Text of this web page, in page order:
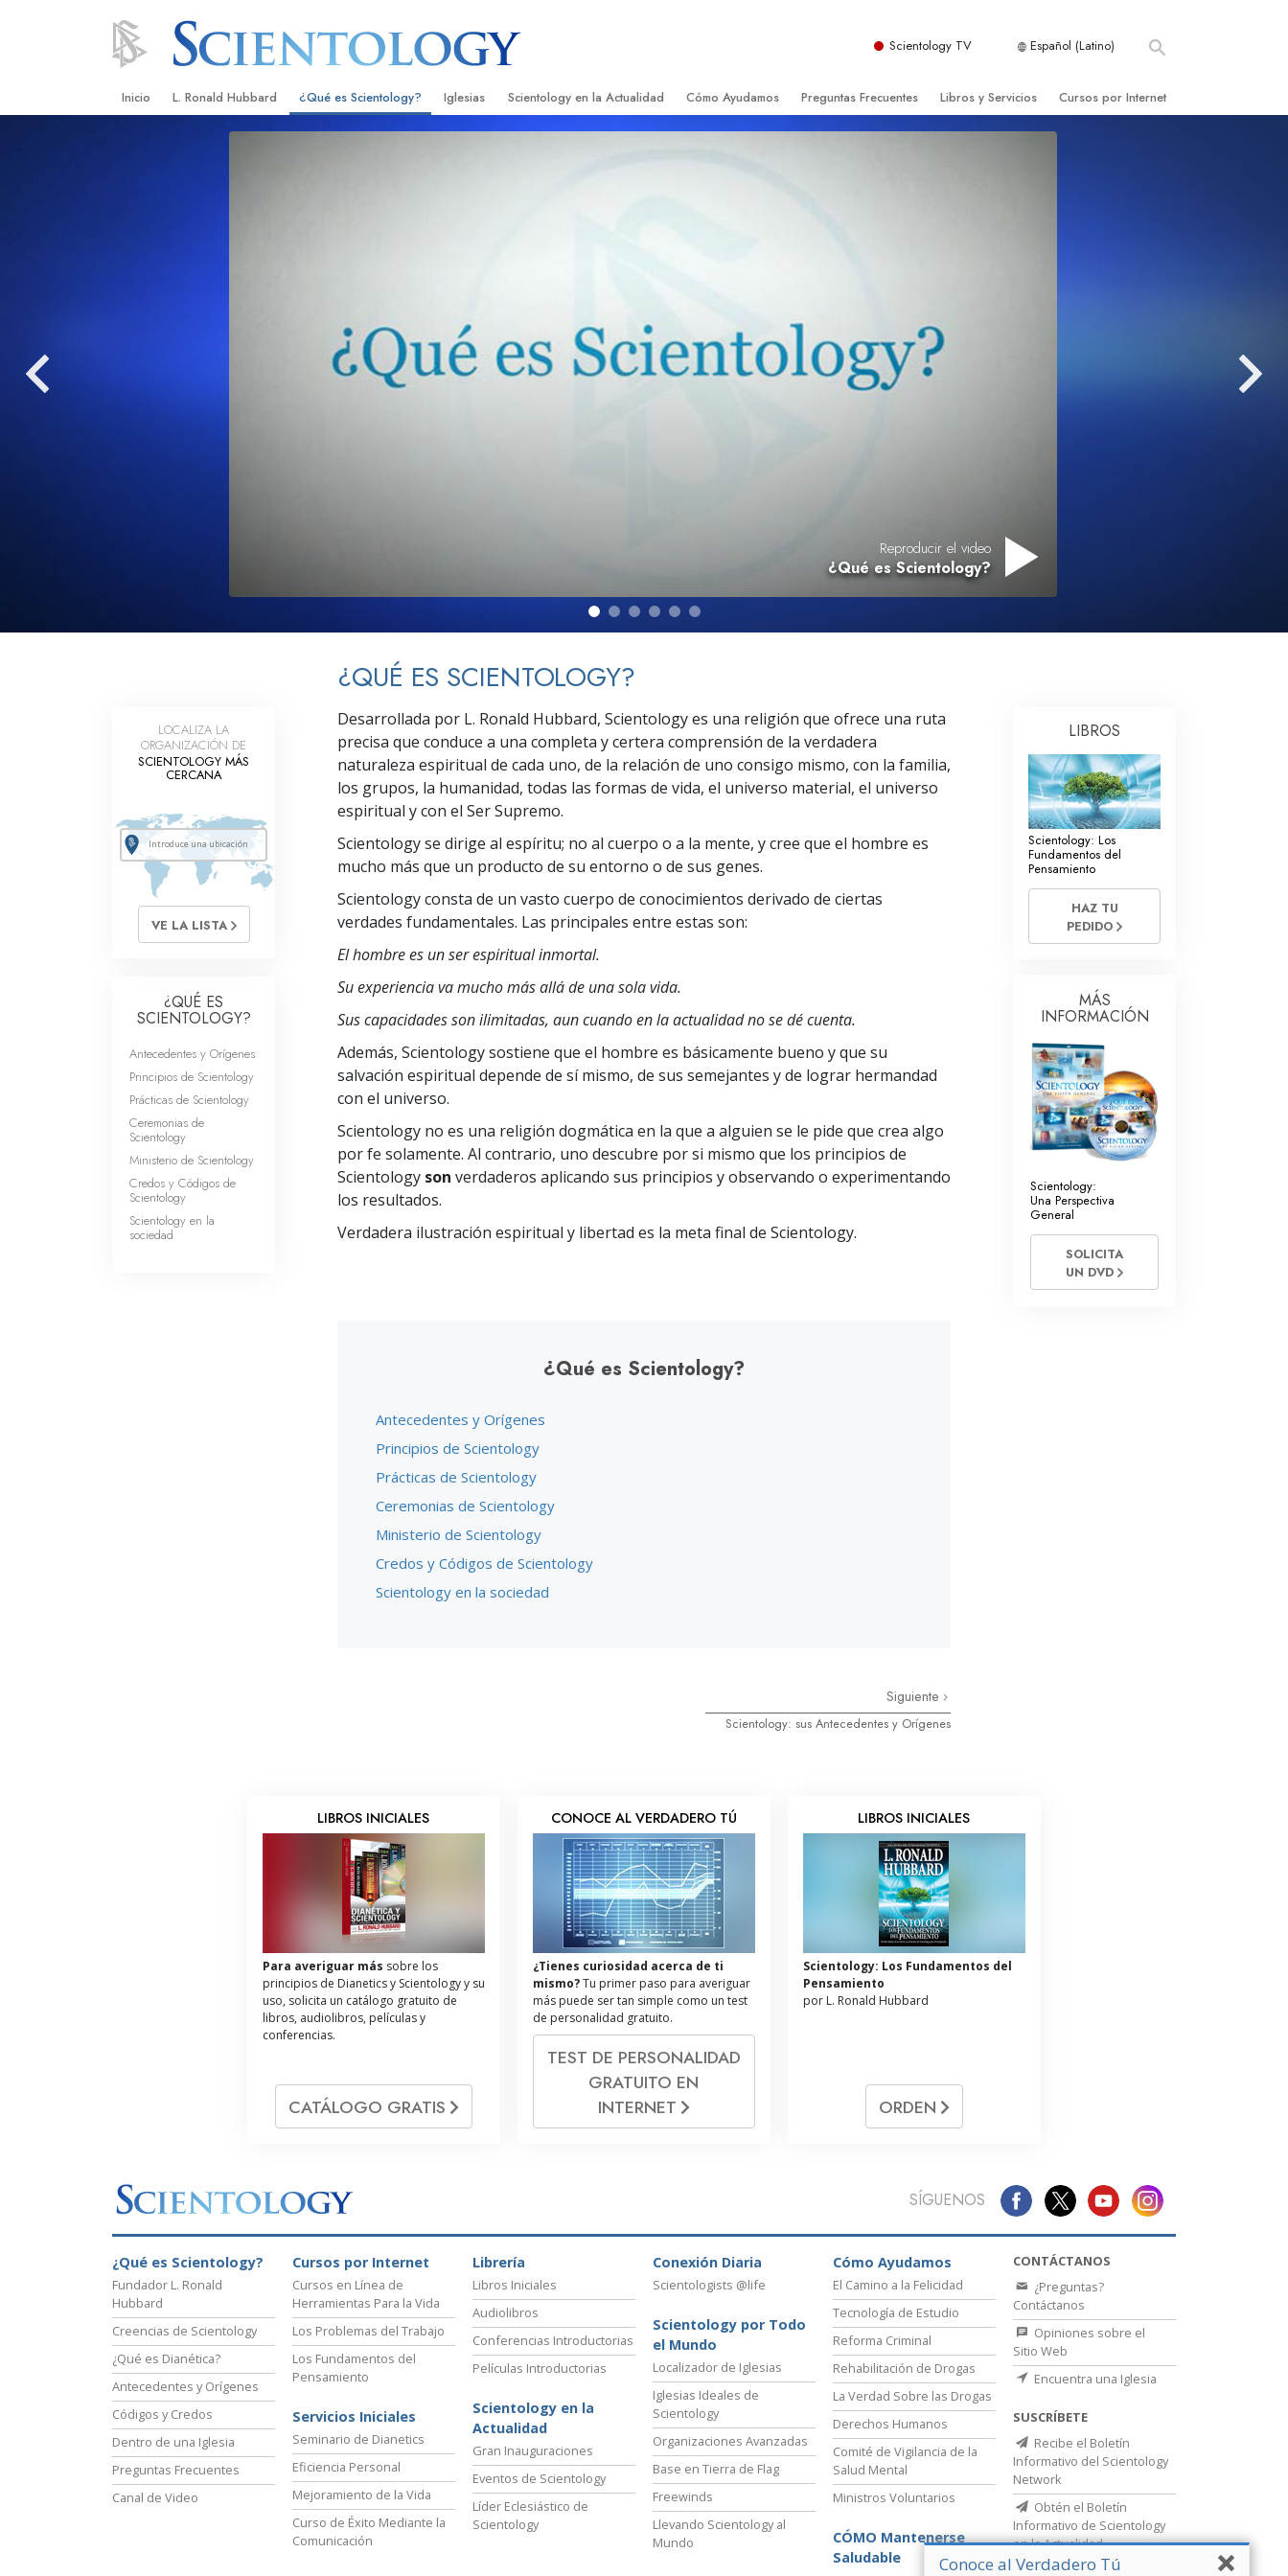
Scientology TV Español (Latino)
Inicio L. Ronald Hubbard ¿Qué es Scientology?
Los Principios Básicos de Scientology
Una Introducción a Dianética
Iglesias
Llevando Scientology al Mundo
Scientology en la Actualidad Cómo Ayudamos
Unidos por los Derechos Humanos
Comisión de Ciudadanos por los
Preguntas Frecuentes Libros y Servicios Cursos por Internet
La Ética y las
Condiciones
Los Fundamentos de las Relaciones
Objetivos y Metas
La Tecnología de Estudio
La Comunicación
Reproducir el video
¿Qué es Scientology?
¿QUÉ ES SCIENTOLOGY?
Desarrollada por L. Ronald Hubbard, Scientology es una religión que ofrece una ruta
precisa que conduce a una completa y certera comprensión de la verdadera
naturaleza espiritual de cada uno, de la relación de uno consigo mismo, con la familia,
los grupos, la humanidad, todas las formas de vida, el universo material, el universo
espiritual y con el Ser Supremo.
Scientology se dirige al espíritu; no al cuerpo o a la mente, y cree que el hombre es
mucho más que un producto de su entorno o de sus genes.
Scientology consta de un vasto cuerpo de conocimientos derivado de ciertas
verdades fundamentales. Las principales entre estas son:
El hombre es un ser espiritual inmortal.
Su experiencia va mucho más allá de una sola vida.
Sus capacidades son ilimitadas, aun cuando en la actualidad no se dé cuenta.
Además, Scientology sostiene que el hombre es básicamente bueno y que su
salvación espiritual depende de sí mismo, de sus semejantes y de lograr hermandad
con el universo.
Scientology no es una religión dogmática en la que a alguien se le pide que crea algo
por fe solamente. Al contrario, uno descubre por si mismo que los principios de
Scientology son verdaderos aplicando sus principios y observando o experimentando
los resultados.
Verdadera ilustración espiritual y libertad es la meta final de Scientology.
¿Qué es Scientology?
Antecedentes y Orígenes
Principios de Scientology
Prácticas de Scientology
Ceremonias de Scientology
Ministerio de Scientology
Credos y Códigos de Scientology
Scientology en la sociedad
Siguiente
Scientology: sus Antecedentes y Orígenes
LOCALIZA LA
ORGANIZACIÓN DE
SCIENTOLOGY MÁS
CERCANA
VE LA LISTA
¿QUÉ ES
SCIENTOLOGY?
Antecedentes y Orígenes
Principios de Scientology
Prácticas de Scientology
Ceremonias de
Scientology
Ministerio de Scientology
Credos y Códigos de
Scientology
Scientology en la
sociedad
LIBROS
Scientology: Los
Fundamentos del
Pensamiento
HAZ TU
PEDIDO
MÁS
INFORMACIÓN
Scientology:
Una Perspectiva
General
SOLICITA
UN DVD
Conoce al Verdadero Tú
LIBROS INICIALES
Para averiguar más sobre los
principios de Dianetics y Scientology y su
uso, solicita un catálogo gratuito de
libros, audiolibros, películas y
conferencias.
CATÁLOGO GRATIS
CONOCE AL VERDADERO TÚ
¿Tienes curiosidad acerca de ti
mismo?Tu primer paso para averiguar
más puede ser tan simple como un test
de personalidad gratuito.
TEST DE PERSONALIDAD
GRATUITO EN
INTERNET
LIBROS INICIALES
Scientology: Los Fundamentos del
Pensamiento
por L. Ronald Hubbard
ORDEN
SÍGUENOS
¿Qué es Scientology?
Fundador L. Ronald
Hubbard
Creencias de Scientology
¿Qué es Dianética?
Antecedentes y Orígenes
Códigos y Credos
Dentro de una Iglesia
Preguntas Frecuentes
Canal de Video
Cursos por Internet
Cursos en Línea de
Herramientas Para la Vida
Los Problemas del Trabajo
Los Fundamentos del
Pensamiento
Servicios Iniciales
Seminario de Dianetics
Eficiencia Personal
Mejoramiento de la Vida
Curso de Éxito Mediante la
Comunicación
Librería
Libros Iniciales
Audiolibros
Conferencias Introductorias
Películas Introductorias
Scientology en la
Actualidad
Gran Inauguraciones
Eventos de Scientology
Líder Eclesiástico de
Scientology
Conexión Diaria
Scientologists @life
Scientology por Todo
el Mundo
Localizador de Iglesias
Iglesias Ideales de
Scientology
Organizaciones Avanzadas
Base en Tierra de Flag
Freewinds
Llevando Scientology al
Mundo
Cómo Ayudamos
El Camino a la Felicidad
Tecnología de Estudio
Reforma Criminal
Rehabilitación de Drogas
La Verdad Sobre las Drogas
Derechos Humanos
Comité de Vigilancia de la
Salud Mental
Ministros Voluntarios
CÓMO Mantenerse
Saludable
CONTÁCTANOS
¿Preguntas?
Contáctanos
Opiniones sobre el
Sitio Web
Encuentra una Iglesia
SUSCRÍBETE
Recibe el Boletín
Informativo del Scientology
Network
Obtén el Boletín
Informativo de Scientology
en la Actualidad